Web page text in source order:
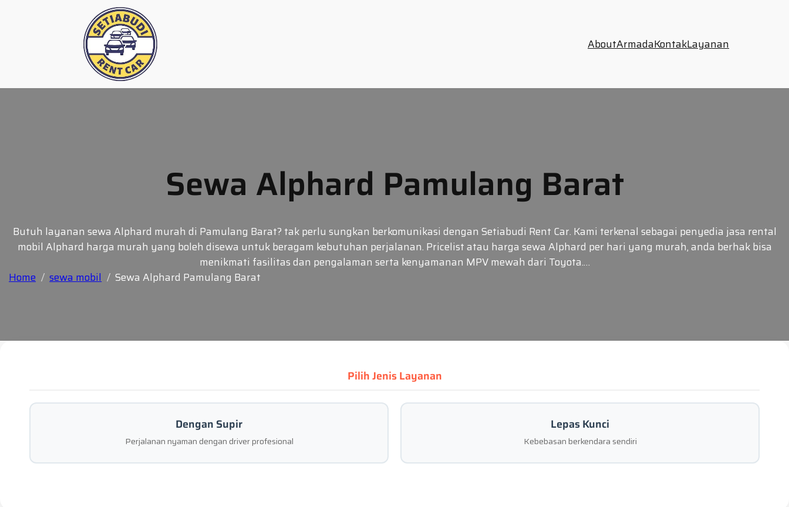
AboutArmadaKontakLayanan
Sewa Alphard Pamulang Barat
Butuh layanan sewa Alphard murah di Pamulang Barat? tak perlu sungkan berkomunikasi dengan Setiabudi Rent Car. Kami terkenal sebagai penyedia jasa rental
mobil Alphard harga murah yang boleh disewa untuk beragam kebutuhan perjalanan. Pricelist atau harga sewa Alphard per hari yang murah, anda berhak bisa
menikmati fasilitas dan pengalaman serta kenyamanan MPV mewah dari Toyota.…
Home
sewa mobil Sewa Alphard Pamulang Barat
Pilih Jenis Layanan
Dengan Supir
Perjalanan nyaman dengan driver profesional
Lepas Kunci
Kebebasan berkendara sendiri